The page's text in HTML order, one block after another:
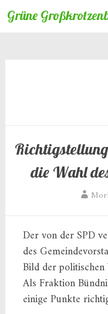
Zum
Inhalt
Grüne
die Wahl
Der von der SPD
des
Bild der
Als Fraktion
einige Punkte